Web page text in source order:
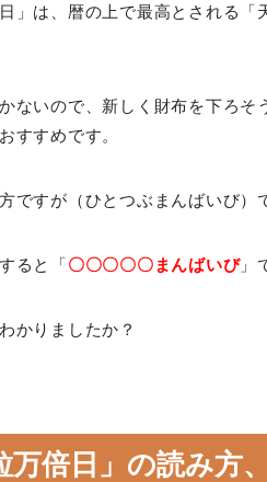
日」は、暦の上で最高とされる
ないので、新しく財布を下ろ
すすめです。
ですが（ひとつぶまんばいび）
ると「〇〇〇〇〇まんばいび」
かりましたか？
万倍日」の読み方